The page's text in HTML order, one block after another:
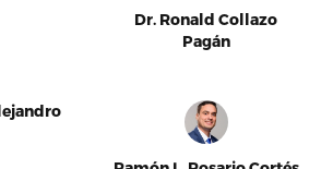
Dr. Ronald Collazo
Pagán